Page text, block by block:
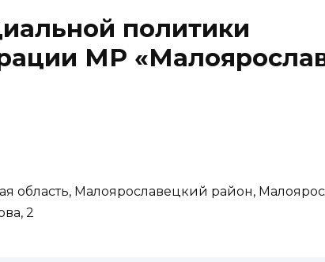
политики
МР
область, Малоярославецкий район,
2